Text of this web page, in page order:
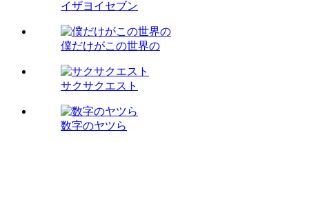
イザヨイセブン
僕だけがこの世界の
サクサクエスト
数字のヤツら